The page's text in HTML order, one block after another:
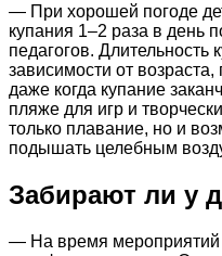
— При хорошей погоде
купания 1–2 раза в день
педагогов. Длительность
зависимости от
даже когда купание
пляже для игр и
только плавание, но и
подышать целебным
Забирают ли у
— На время мероприятий